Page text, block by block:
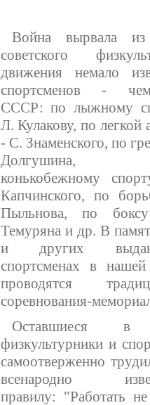
Война вырвала
советского
движения немало
спортсменов -
СССР: по лыжному
Л. Кулакову, по легкой
- С. Знаменского, по
конькобежному
Капчинского, по
Пыльнова, по
Темуряна и др. В
и других
спортсменах в нашей
проводятся
соревнования-
Оставшиеся в
физкультурники и
самоотверженно
всенародно
правилу: "Работать